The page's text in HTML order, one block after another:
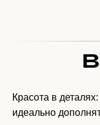
Красота в
идеально